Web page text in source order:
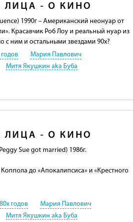
ЛИЦА - О КИНО
1990г – Американский неонуар от
Красавчик Роб Лоу и реальный нуар из
с ним и остальными звездами 90х?
Мария Павлович
Митя Якушкин aka Буба
ЛИЦА - О КИНО
Sue got married) 1986г.
до «Апокалипсиса» и «Крестного
годов
Мария Павлович
Митя Якушкин aka Буба